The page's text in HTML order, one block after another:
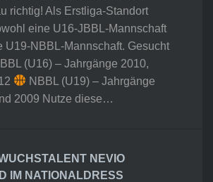
richtig! Als Erstliga-Standort
eine U16-JBBL-Mannschaft
U19-NBBL-Mannschaft. Gesucht
(U16) – Jahrgänge 2010,
NBBL (U19) – Jahrgänge
2009 Nutze diese…
NEVIO
IM NATIONALDRESS